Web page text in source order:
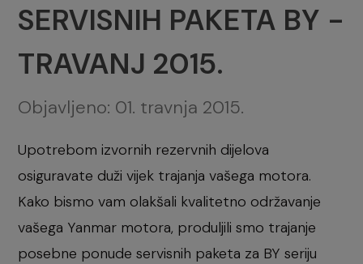
SERVISNIH PAKETA BY -
TRAVANJ 2015.
Objavljeno: 01. travnja 2015.
Upotrebom izvornih rezervnih dijelova
osiguravate duži vijek trajanja vašega motora.
Kako bismo vam olakšali kvalitetno održavanje
vašega Yanmar motora, produljili smo trajanje
posebne ponude servisnih paketa za BY seriju